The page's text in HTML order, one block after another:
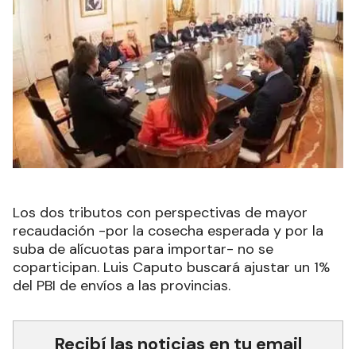
Los dos tributos con perspectivas de mayor
recaudación -por la cosecha esperada y por la
suba de alícuotas para importar- no se
coparticipan. Luis Caputo buscará ajustar un 1%
del PBI de envíos a las provincias.
Recibí las noticias en tu email